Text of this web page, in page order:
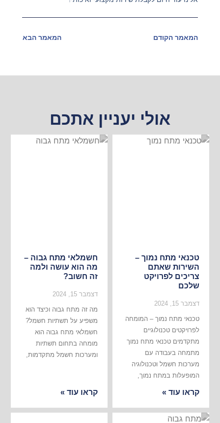
המאמר הקודם המאמר הבא
אולי יעניין אתכם
טכנאי מתח נמוך –
השירות שאתם
צריכים לפרויקט
שלכם
דצמבר 15, 2024
טכנאי מתח נמוך – המומחה
לפרויקטים טכנולוגיים
מתקדמים טכנאי מתח נמוך
מתמחה בעבודה עם
מערכות חשמל וטכנולוגיה
המופעלות במתח נמוך,
קראו עוד »
חשמלאי מתח גבוה –
מה הוא עושה ולמה
זה חשוב?
דצמבר 15, 2024
מה זה מתח גבוה וכיצד הוא
משפיע על תשתיות חשמל?
חשמלאי מתח גבוה הוא
מומחה בתחום תשתיות
ומערכות חשמל מתקדמות,
קראו עוד »